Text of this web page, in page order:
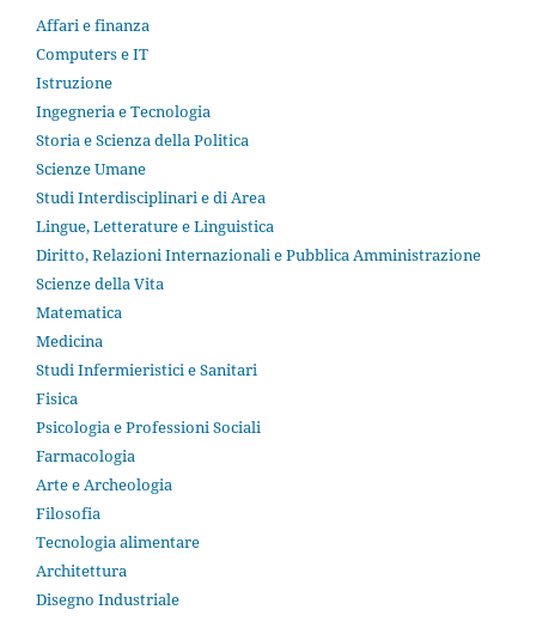
Affari e finanza
Computers e IT
Istruzione
Ingegneria e Tecnologia
Storia e Scienza della Politica
Scienze Umane
Studi Interdisciplinari e di Area
Lingue, Letterature e Linguistica
Diritto, Relazioni Internazionali e Pubblica Amministrazione
Scienze della Vita
Matematica
Medicina
Studi Infermieristici e Sanitari
Fisica
Psicologia e Professioni Sociali
Farmacologia
Arte e Archeologia
Filosofia
Tecnologia alimentare
Architettura
Disegno Industriale